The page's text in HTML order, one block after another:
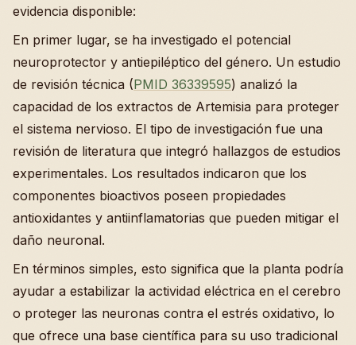
evidencia disponible:
En primer lugar, se ha investigado el potencial
neuroprotector y antiepiléptico del género. Un estudio
de revisión técnica (PMID 36339595) analizó la
capacidad de los extractos de Artemisia para proteger
el sistema nervioso. El tipo de investigación fue una
revisión de literatura que integró hallazgos de estudios
experimentales. Los resultados indicaron que los
componentes bioactivos poseen propiedades
antioxidantes y antiinflamatorias que pueden mitigar el
daño neuronal.
En términos simples, esto significa que la planta podría
ayudar a estabilizar la actividad eléctrica en el cerebro
o proteger las neuronas contra el estrés oxidativo, lo
que ofrece una base científica para su uso tradicional